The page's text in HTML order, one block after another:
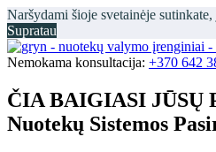
Naršydami šioje svetainėje
Supratau
Nemokama konsultacija: +370 642
ČIA BAIGIASI JŪSŲ
Nuotekų Sistemos